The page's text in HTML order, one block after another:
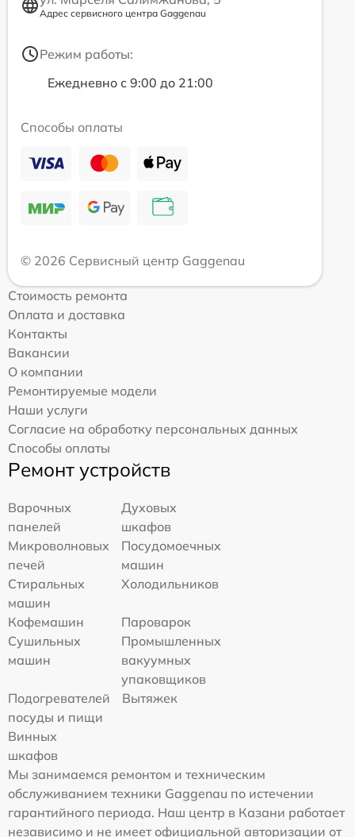
Адрес сервисного центра Gaggenau
Режим работы:
Ежедневно с 9:00 до 21:00
Способы оплаты
© 2026 Сервисный центр Gaggenau
Стоимость ремонта
Оплата и доставка
Контакты
Вакансии
О компании
Ремонтируемые модели
Наши услуги
Согласие на обработку персональных данных
Способы оплаты
Ремонт устройств
Варочных
панелей
Духовых
шкафов
Микроволновых
печей
Посудомоечных
машин
Стиральных
машин
Холодильников
Кофемашин
Пароварок
Сушильных
машин
Промышленных
вакуумных
упаковщиков
Подогревателей
посуды и пищи
Вытяжек
Винных
шкафов
Мы занимаемся ремонтом и техническим
обслуживанием техники Gaggenau по истечении
гарантийного периода. Наш центр в Казани работает
независимо и не имеет официальной авторизации от